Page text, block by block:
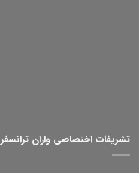
تشریفات اختصاصی واران ترانسفر